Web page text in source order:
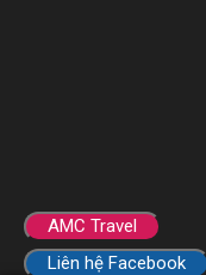
AMC Travel
Liên hệ Facebook